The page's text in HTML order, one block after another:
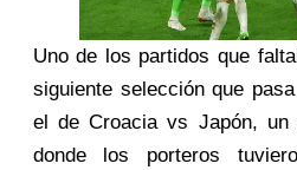
Uno de los partidos que
siguiente selección que
el de Croacia vs Japón, un
donde los porteros